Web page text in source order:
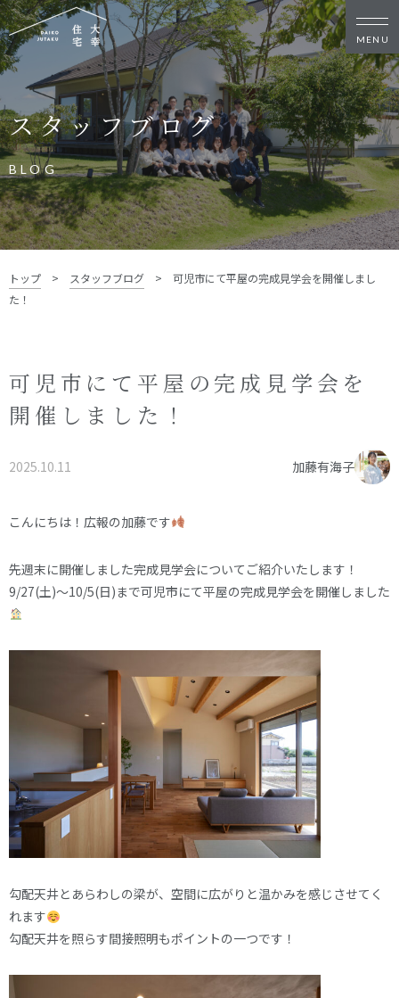
お電話でのご相談はお気軽に
TEL.0574-60-1161
新築・リノベをお考えの方
家づくりの考え方
家づくりの流れ
施工事例
イベント
お客様の声
モデルハウス
リフォーム・リノベーション
土地をお探しの方
- 分譲地情報
スタッフブログ
お知らせ
会社概要
スタッフ紹介
オーナー様へ
スタッフブログ
BLOG
トップ > スタッフブログ > 可児市にて平屋の完成見学会を開催しまし
た！
可児市にて平屋の完成見学会を
開催しました！
2025.10.11 加藤有海子
こんにちは！広報の加藤です
先週末に開催しました完成見学会についてご紹介いたします！
9/27(土)～10/5(日)まで可児市にて平屋の完成見学会を開催しました
勾配天井とあらわしの梁が、空間に広がりと温かみを感じさせてく
れます
勾配天井を照らす間接照明もポイントの一つです！